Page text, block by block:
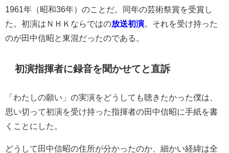
1961年（昭和36年）のことだ。同年の芸術祭賞を受賞し
た。初演はＮＨＫならではの放送初演 。それを受け持った
のが田中信昭と東混だったのである。
初演指揮者に録音を聞かせてと直訴
「わたしの願い」の実演をどうしても聴きたかった僕は、
思い切って初演を受け持った指揮者の田中信昭に手紙を書
くことにした。
どうして田中信昭の住所が分かったのか、細かい経緯は全